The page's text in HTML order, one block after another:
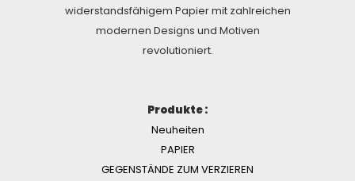
widerstandsfähigem Papier mit zahlreichen
modernen Designs und Motiven
revolutioniert.
Produkte :
Neuheiten
PAPIER
GEGENSTÄNDE ZUM VERZIEREN